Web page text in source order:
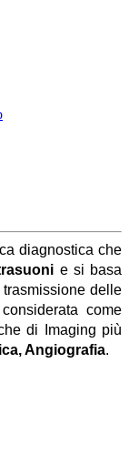
diagnostica che
e si basa
delle
come
di Imaging più
, Angiografia.